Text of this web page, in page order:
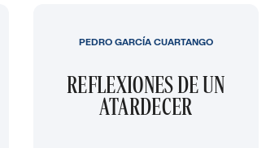
REFLEXIONES DE UN
ATARDECER
PEDRO GARCÍA CUARTANGO